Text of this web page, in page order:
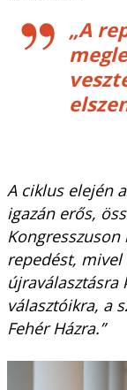
„A
A ciklus elején
igazán erős,
repedést, mivel
újraválasztásra
választóikra, a
Fehér Házra.”